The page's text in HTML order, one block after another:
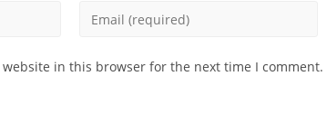
Enter
website in this browser for the next time I comment.